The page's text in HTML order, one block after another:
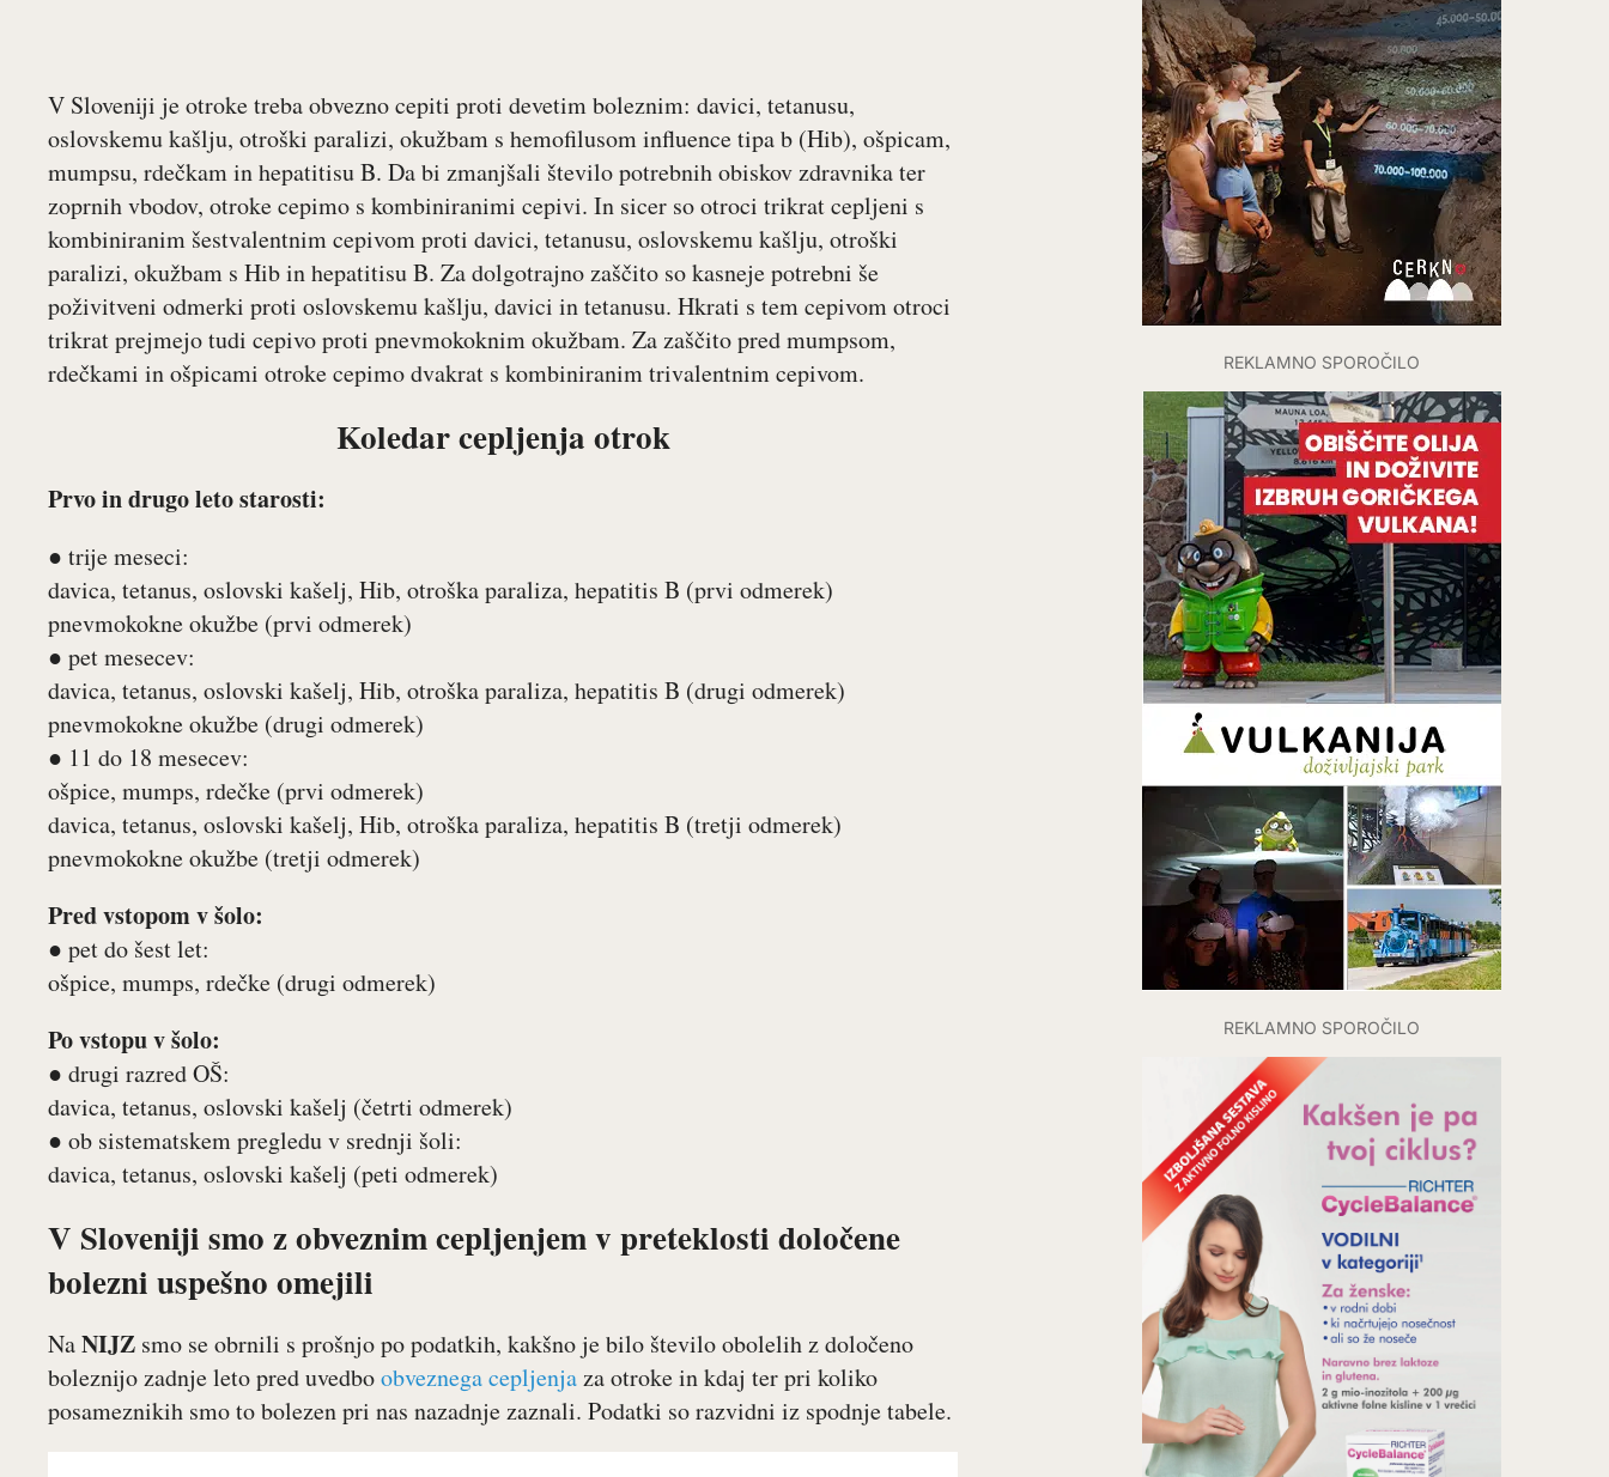
V Sloveniji je otroke treba obvezno cepiti proti devetim boleznim: davici, tetanusu,
oslovskemu kašlju, otroški paralizi, okužbam s hemofilusom influence tipa b (Hib), ošpicam,
mumpsu, rdečkam in hepatitisu B. Da bi zmanjšali število potrebnih obiskov zdravnika ter
zoprnih vbodov, otroke cepimo s kombiniranimi cepivi. In sicer so otroci trikrat cepljeni s
kombiniranim šestvalentnim cepivom proti davici, tetanusu, oslovskemu kašlju, otroški
paralizi, okužbam s Hib in hepatitisu B. Za dolgotrajno zaščito so kasneje potrebni še
poživitveni odmerki proti oslovskemu kašlju, davici in tetanusu. Hkrati s tem cepivom otroci
trikrat prejmejo tudi cepivo proti pnevmokoknim okužbam. Za zaščito pred mumpsom,
rdečkami in ošpicami otroke cepimo dvakrat s kombiniranim trivalentnim cepivom.
Koledar cepljenja otrok
Prvo in drugo leto starosti:
● trije meseci:
davica, tetanus, oslovski kašelj, Hib, otroška paraliza, hepatitis B (prvi odmerek)
pnevmokokne okužbe (prvi odmerek)
● pet mesecev:
davica, tetanus, oslovski kašelj, Hib, otroška paraliza, hepatitis B (drugi odmerek)
pnevmokokne okužbe (drugi odmerek)
● 11 do 18 mesecev:
ošpice, mumps, rdečke (prvi odmerek)
davica, tetanus, oslovski kašelj, Hib, otroška paraliza, hepatitis B (tretji odmerek)
pnevmokokne okužbe (tretji odmerek)
Pred vstopom v šolo:
● pet do šest let:
ošpice, mumps, rdečke (drugi odmerek)
Po vstopu v šolo:
● drugi razred OŠ:
davica, tetanus, oslovski kašelj (četrti odmerek)
● ob sistematskem pregledu v srednji šoli:
davica, tetanus, oslovski kašelj (peti odmerek)
V Sloveniji smo z obveznim cepljenjem v preteklosti določene
bolezni uspešno omejili
NaNIJZ smo se obrnili s prošnjo po podatkih, kakšno je bilo število obolelih z določeno
boleznijo zadnje leto pred uvedboobveznega cepljenjaza otroke in kdaj ter pri koliko
posameznikih smo to bolezen pri nas nazadnje zaznali. Podatki so razvidni iz spodnje tabele.
REKLAMNO SPOROČILO
REKLAMNO SPOROČILO